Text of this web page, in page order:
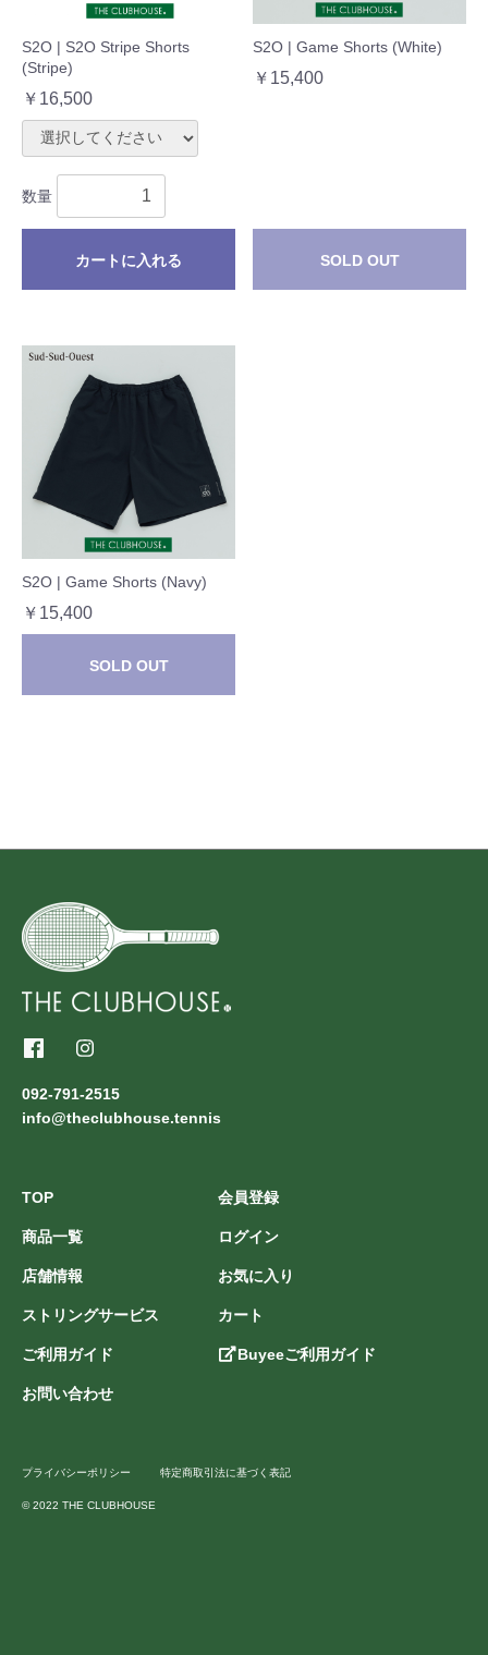
S2O | S2O Stripe Shorts
(Stripe)
￥16,500
数量
カートに入れる
S2O | Game Shorts (White)
￥15,400
SOLD OUT
S2O | Game Shorts (Navy)
￥15,400
SOLD OUT
092-791-2515
info@theclubhouse.tennis
TOP
商品一覧
店舗情報
ストリングサービス
ご利用ガイド
お問い合わせ
会員登録
ログイン
お気に入り
カート
Buyeeご利用ガイド
プライバシーポリシー 特定商取引法に基づく表記
© 2022 THE CLUBHOUSE